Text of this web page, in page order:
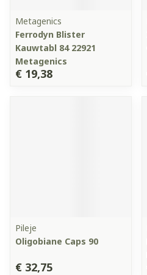
Metagenics
Ferrodyn Blister
Kauwtabl 84 22921
Metagenics
€ 19,38
Pileje
Oligobiane Caps 90
€ 32,75